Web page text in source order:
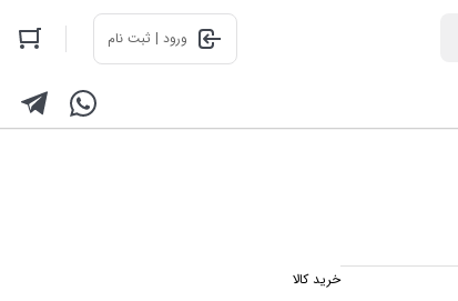
ورود | ثبت نام
خرید کالا